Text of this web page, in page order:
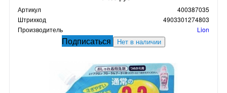
Артикул
400387035
Штрихкод
4903301274803
Производитель
Lion
Подписаться Нет в наличии